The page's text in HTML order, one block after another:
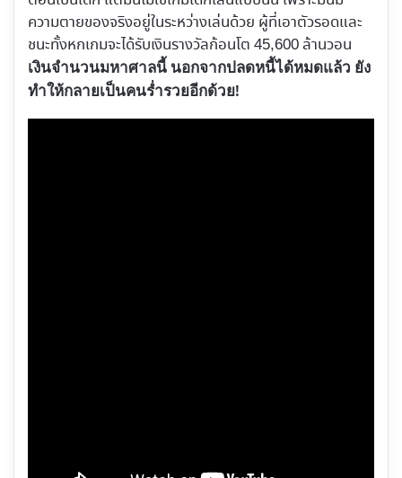
ความตายของจริงอยู่ในระหว่างเล่นด้วย ผู้ที่เอาตัวรอดและ
ชนะทั้งหกเกมจะได้รับเงินรางวัลก้อนโต 45,600 ล้านวอน
เงินจำนวนมหาศาลนี้ นอกจากปลดหนี้ได้หมดแล้ว ยัง
ทำให้กลายเป็นคนร่ำรวยอีกด้วย!